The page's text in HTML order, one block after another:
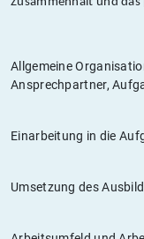
Allgemeine
Ansprechpartner,
Einarbeitung in die
Umsetzung des